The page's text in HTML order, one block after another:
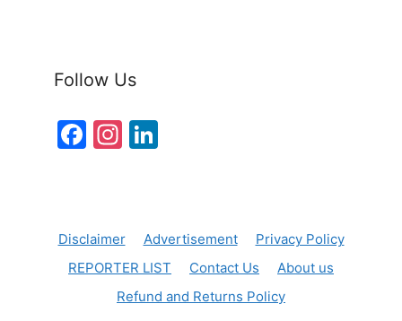
Follow Us
F
b
o
In
a
m
dI
n
Disclaimer Advertisement
Privacy Policy
REPORTER LIST
Contact Us
About us
Refund and Returns Policy